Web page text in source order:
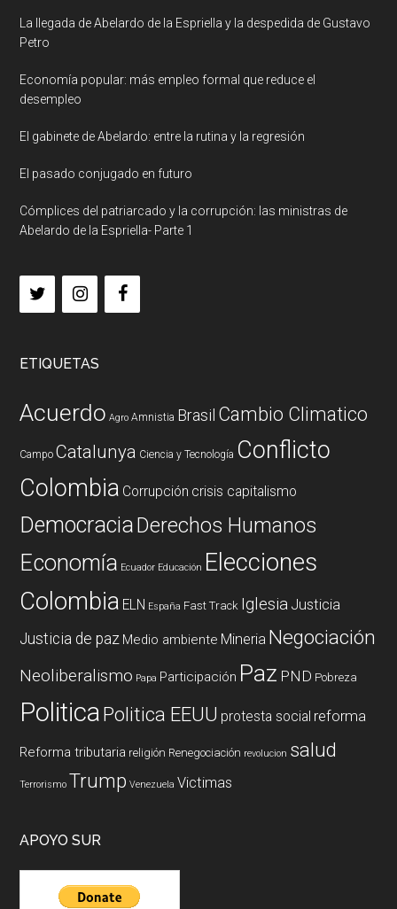
La llegada de Abelardo de la Espriella y la despedida de Gustavo
Petro
Economía popular: más empleo formal que reduce el
desempleo
El gabinete de Abelardo: entre la rutina y la regresión
El pasado conjugado en futuro
Cómplices del patriarcado y la corrupción: las ministras de
Abelardo de la Espriella- Parte 1
ETIQUETAS
Acuerdo Agro Amnistia Brasil Cambio Climatico
Campo Catalunya Ciencia y Tecnología Conflicto
Colombia Corrupción crisis capitalismo
DemocraciaDerechos Humanos
Economía Ecuador Educación Elecciones
Colombia ELN España Fast Track Iglesia Justicia
Justicia de paz Medio ambiente Mineria Negociación
Neoliberalismo Papa Participación Paz PND Pobreza
PoliticaPolitica EEUU protesta social reforma
Reforma tributaria religión Renegociación revolucion salud
Terrorismo Trump Venezuela Victimas
APOYO SUR